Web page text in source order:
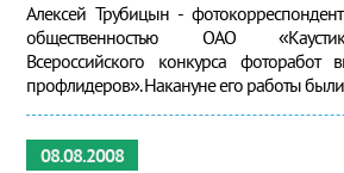
Алексей Трубицын -
общественностью ОАО
Всероссийского конкурса фоторабот
профлидеров». Накануне его работы
08.08.2008